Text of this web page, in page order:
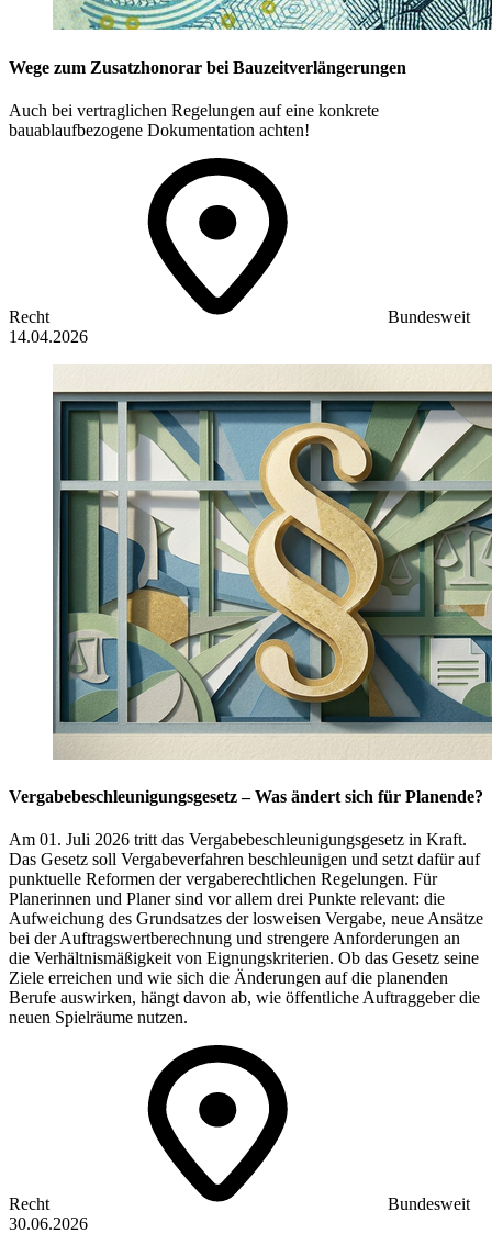
Wege zum Zusatzhonorar bei Bauzeitverlängerungen
Auch bei vertraglichen Regelungen auf eine konkrete
bauablaufbezogene Dokumentation achten!
Recht
Bundesweit
14.04.2026
Vergabebeschleunigungsgesetz – Was ändert sich für Planende?
Am 01. Juli 2026 tritt das Vergabebeschleunigungsgesetz in Kraft.
Das Gesetz soll Vergabeverfahren beschleunigen und setzt dafür auf
punktuelle Reformen der vergaberechtlichen Regelungen. Für
Planerinnen und Planer sind vor allem drei Punkte relevant: die
Aufweichung des Grundsatzes der losweisen Vergabe, neue Ansätze
bei der Auftragswertberechnung und strengere Anforderungen an
die Verhältnismäßigkeit von Eignungskriterien. Ob das Gesetz seine
Ziele erreichen und wie sich die Änderungen auf die planenden
Berufe auswirken, hängt davon ab, wie öffentliche Auftraggeber die
neuen Spielräume nutzen.
Recht
Bundesweit
30.06.2026